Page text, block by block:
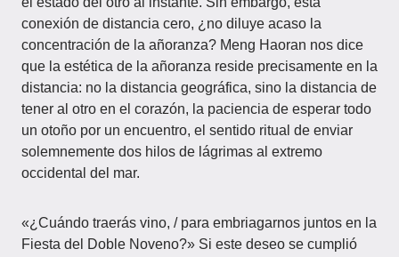
conexión de distancia cero, ¿no diluye acaso la
concentración de la añoranza? Meng Haoran nos dice
que la estética de la añoranza reside precisamente en la
distancia: no la distancia geográfica, sino la distancia de
tener al otro en el corazón, la paciencia de esperar todo
un otoño por un encuentro, el sentido ritual de enviar
solemnemente dos hilos de lágrimas al extremo
occidental del mar.
«¿Cuándo traerás vino, / para embriagarnos juntos en la
Fiesta del Doble Noveno?» Si este deseo se cumplió